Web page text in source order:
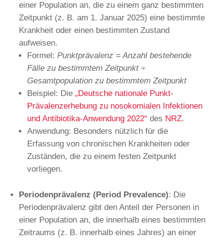
einer Population an, die zu einem ganz bestimmten
Zeitpunkt (z. B. am 1. Januar 2025) eine bestimmte
Krankheit oder einen bestimmten Zustand
aufweisen.
Formel:Punktprävalenz = Anzahl bestehende
Fälle zu bestimmtem Zeitpunkt ÷
Gesamtpopulation zu bestimmtem Zeitpunkt
Beispiel: Die„Deutsche nationale Punkt-
Prävalenzerhebung zu nosokomialen Infektionen
und Antibiotika-Anwendung 2022“ des NRZ.
Anwendung: Besonders nützlich für die
Erfassung von chronischen Krankheiten oder
Zuständen, die zu einem festen Zeitpunkt
vorliegen.
Periodenprävalenz (Period Prevalence): Die
Periodenprävalenz gibt den Anteil der Personen in
einer Population an, die innerhalb eines bestimmten
Zeitraums (z. B. innerhalb eines Jahres) an einer